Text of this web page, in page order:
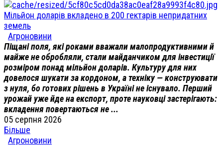
Мільйон доларів вкладено в 200 гектарів непридатних
земель
Агроновини
Піщані поля, які роками вважали малопродуктивними й
майже не обробляли, стали майданчиком для інвестиції
розміром понад мільйон доларів. Культуру для них
довелося шукати за кордоном, а техніку — конструювати
з нуля, бо готових рішень в Україні не існувало. Перший
урожай уже йде на експорт, проте науковці застерігають:
вкладення повертаються не ...
05 серпня 2026
Більше
Агроновини